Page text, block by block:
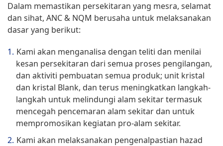
Dalam memastikan persekitaran yang mesra, selamat
dan sihat, ANC & NQM berusaha untuk melaksanakan
dasar yang berikut:
Kami akan menganalisa dengan teliti dan menilai
kesan persekitaran dari semua proses pengilangan,
dan aktiviti pembuatan semua produk; unit kristal
dan kristal Blank, dan terus meningkatkan langkah-
langkah untuk melindungi alam sekitar termasuk
mencegah pencemaran alam sekitar dan untuk
mempromosikan kegiatan pro-alam sekitar.
Kami akan melaksanakan pengenalpastian hazad